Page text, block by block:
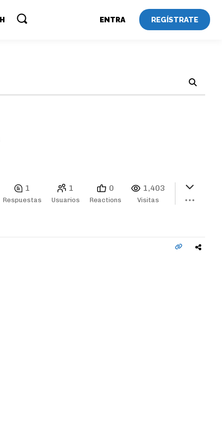
ENTRA REGÍSTRATE
1
Respuestas
1
Usuarios
0
Reactions
1,403
Visitas